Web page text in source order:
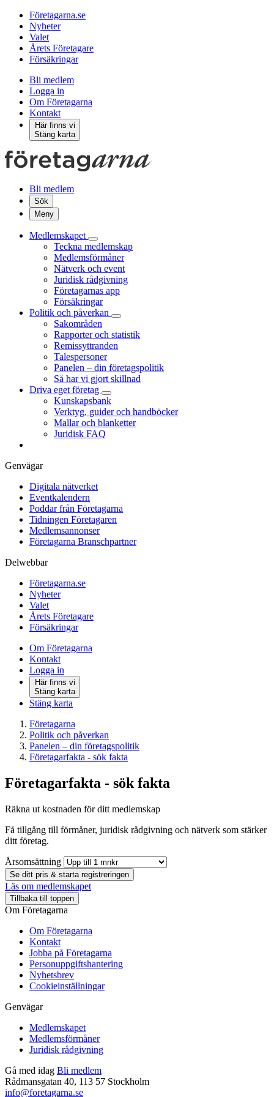
Företagarna.se
Nyheter
Valet
Årets Företagare
Försäkringar
Bli medlem
Logga in
Om Företagarna
Kontakt
Här finns vi
Stäng karta
Bli medlem
Sök
Meny
Medlemskapet
Teckna medlemskap
Medlemsförmåner
Nätverk och event
Juridisk rådgivning
Företagarnas app
Försäkringar
Politik och påverkan
Sakområden
Rapporter och statistik
Remissyttranden
Talespersoner
Panelen – din företagspolitik
Så har vi gjort skillnad
Driva eget företag
Kunskapsbank
Verktyg, guider och handböcker
Mallar och blanketter
Juridisk FAQ
Genvägar
Digitala nätverket
Eventkalendern
Poddar från Företagarna
Tidningen Företagaren
Medlemsannonser
Företagarna Branschpartner
Delwebbar
Företagarna.se
Nyheter
Valet
Årets Företagare
Försäkringar
Om Företagarna
Kontakt
Logga in
Här finns vi
Stäng karta
Stäng karta
Företagarna
Politik och påverkan
Panelen – din företagspolitik
Företagarfakta - sök fakta
Företagarfakta - sök fakta
Räkna ut kostnaden för ditt medlemskap
Få tillgång till förmåner, juridisk rådgivning och nätverk som stärker
ditt företag.
Årsomsättning
Se ditt pris & starta registreringen
Läs om medlemskapet
Tillbaka till toppen
Om Företagarna
Om Företagarna
Kontakt
Jobba på Företagarna
Personuppgiftshantering
Nyhetsbrev
Cookieinställningar
Genvägar
Medlemskapet
Medlemsförmåner
Juridisk rådgivning
Gå med idag Bli medlem
Rådmansgatan 40, 113 57 Stockholm
info@foretagarna.se